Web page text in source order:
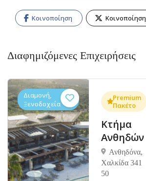
Κοινοποίηση Κοινοποίηση
Διαφημιζόμενες Επιχειρήσεις
(1381)
Διαμονή,
Ξενοδοχεία
Premium
Πακέτο
Κτήμα
Ανθηδών
Ανθηδόνα,
Χαλκίδα 341
50